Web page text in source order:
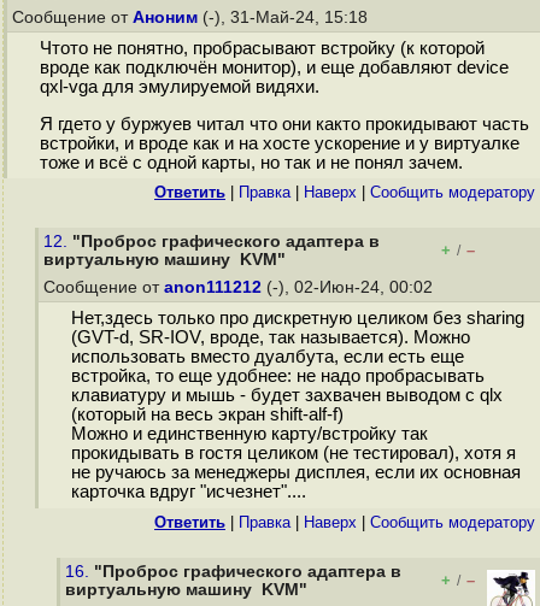
Сообщение от Аноним (-), 31-Май-24, 15:18
Чтото не понятно, пробрасывают встройку (к которой
вроде как подключён монитор), и еще добавляют device
qxl-vga для эмулируемой видяхи.
Я гдето у буржуев читал что они както прокидывают часть
встройки, и вроде как и на хосте ускорение и у виртуалке
тоже и всё с одной карты, но так и не понял зачем.
Ответить Правка| Наверх Cообщить модератору
12. "Проброс графического адаптера в
виртуальную машину KVM"
+ / –
Сообщение от anon111212 (-), 02-Июн-24, 00:02
Нет,здесь только про дискретную целиком без sharing
(GVT-d, SR-IOV, вроде, так называется). Можно
использовать вместо дуалбута, если есть еще
встройка, то еще удобнее: не надо пробрасывать
клавиатуру и мышь - будет захвачен выводом с qlx
(который на весь экран shift-alf-f)
Можно и единственную карту/встройку так
прокидывать в гостя целиком (не тестировал), хотя я
не ручаюсь за менеджеры дисплея, если их основная
карточка вдруг "исчезнет"....
Ответить Правка| Наверх Cообщить модератору
16. "Проброс графического адаптера в
виртуальную машину KVM"
+ / –